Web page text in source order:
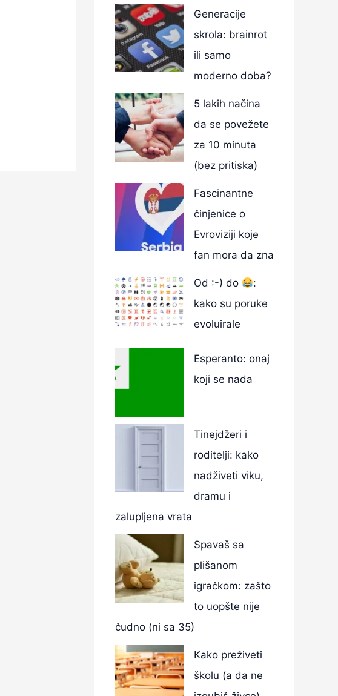
Generacije
skrola: brainrot
ili samo
moderno doba?
5 lakih načina
da se povežete
za 10 minuta
(bez pritiska)
Fascinantne
činjenice o
Evroviziji koje
fan mora da zna
Od :-) do
:
kako su poruke
evoluirale
Esperanto: onaj
koji se nada
Tinejdžeri i
roditelji: kako
nadživeti viku,
dramu i
zalupljena vrata
Spavaš sa
plišanom
igračkom: zašto
to uopšte nije
čudno (ni sa 35)
Kako preživeti
školu (a da ne